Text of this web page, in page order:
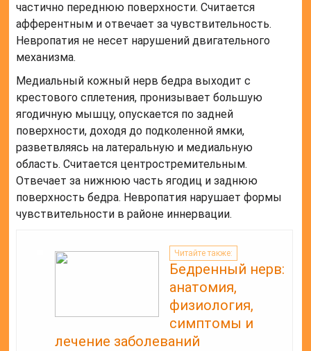
частично переднюю поверхности. Считается
афферентным и отвечает за чувствительность.
Невропатия не несет нарушений двигательного
механизма.
Медиальный кожный нерв бедра выходит с
крестового сплетения, пронизывает большую
ягодичную мышцу, опускается по задней
поверхности, доходя до подколенной ямки,
разветвляясь на латеральную и медиальную
область. Считается центростремительным.
Отвечает за нижнюю часть ягодиц и заднюю
поверхность бедра. Невропатия нарушает формы
чувствительности в районе иннервации.
Читайте также:
Бедренный нерв:
анатомия,
физиология,
симптомы и
лечение заболеваний